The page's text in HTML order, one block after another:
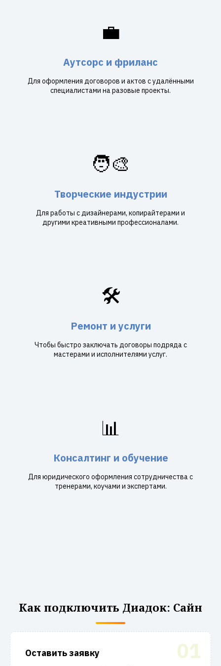
💼
Аутсорс и фриланс
Для оформления договоров и актов с удалёнными
специалистами на разовые проекты.
🧑‍🎨
Творческие индустрии
Для работы с дизайнерами, копирайтерами и
другими креативными профессионалами.
🛠️
Ремонт и услуги
Чтобы быстро заключать договоры подряда с
мастерами и исполнителями услуг.
📊
Консалтинг и обучение
Для юридического оформления сотрудничества с
тренерами, коучами и экспертами.
Как подключить Диадок: Сайн
01
Оставить заявку